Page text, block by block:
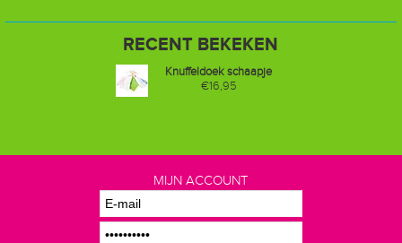
RECENT BEKEKEN
Knuffeldoek schaapje
€16,95
MIJN ACCOUNT